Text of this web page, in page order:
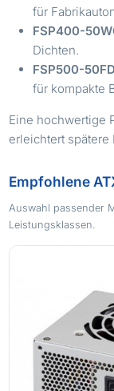
für
FSP400-
Dichten.
FSP500-
für kompakte
Eine hochwertige
erleichtert spätere
Empfohlene
Auswahl passender
Leistungsklassen.